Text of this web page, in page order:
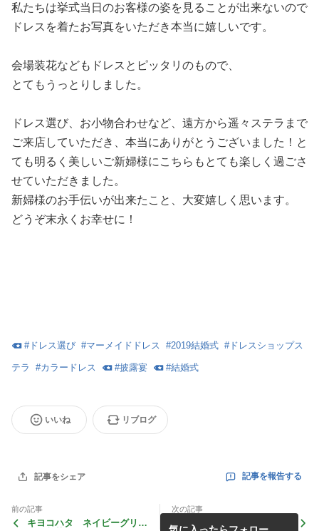
私たちは挙式当日のお客様の姿を見ることが出来ないので
ドレスを着たお写真をいただき本当に嬉しいです。
会場装花などもドレスとピッタリのもので、
とてもうっとりしました。
ドレス選び、お小物合わせなど、遠方から遥々ステラまで
ご来店していただき、本当にありがとうございました！と
ても明るく美しいご新婦様にこちらもとても楽しく過ごさ
せていただきました。
新婦様のお手伝いが出来たこと、大変嬉しく思います。
どうぞ末永くお幸せに！
#ドレス選び #マーメイドドレス #2019結婚式 #ドレスショップス
テラ #カラードレス #披露宴 #結婚式
いいね リブログ
記事をシェア 記事を報告する
前の記事
キヨコハタ ネイビーグリッ
次の記事
新作ドレスの紹介です